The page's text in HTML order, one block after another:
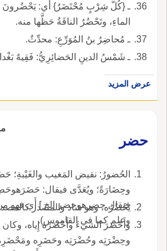
ـ {كُلُّ شِرْبٍ مُحْتَضَرٌ} أي:
الماءِ، وتَحْضُرُ الناقَةُ حَظَّها منه.
ـ مُحاضِرُ بنُ المُوَرِّعِ: محدِّثٌ.
ـ شَمْسُ الدينِ الحَضائِرِيُّ: فَقِيهٌ
عرض المزيد
حضر
وحِضَارَةً؛ ويُعَدَّى فيقال:
فيقال حضرهوحضر إلخ ] أَي فهو
وعلم كما في القاموس).
يَحْضُرُه، وهو شاذ والمصدر
وأَحْضَرَ الشيءَ وأَحْضَرَه إِياه،
وحِضْرَتِه وحُضْرَتِه وحَضَرِه